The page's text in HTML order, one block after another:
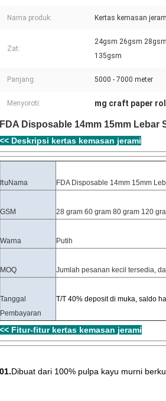
Nama produk: Kertas kemasan
Zat:
24gsm 26gsm
135gsm
Panjang: 5000 - 7000 meter
Menyoroti: mg craft paper roll
FDA Disposable 14mm 15mm
<< Deskripsi kertas kemasan jerami
Itu Nama FDA Disposable 14mm 15mm
GSM 28 gram 60 gram 80 gram 120
Warna Putih
MOQ Jumlah pesanan kecil tersedia,
Tanggal
Pembayaran
T/T 40% deposit di muka, saldo
<< Fitur-fitur kertas kemasan jerami
01.Dibuat dari 100% pulpa kayu murni